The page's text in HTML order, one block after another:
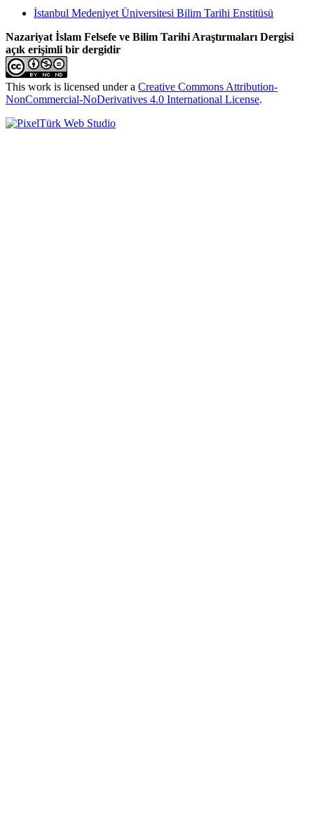
İstanbul Medeniyet Üniversitesi Bilim Tarihi Enstitüsü
Nazariyat İslam Felsefe ve Bilim Tarihi Araştırmaları Dergisi
açık erişimli bir dergidir
This work is licensed under a Creative Commons Attribution-
NonCommercial-NoDerivatives 4.0 International License.